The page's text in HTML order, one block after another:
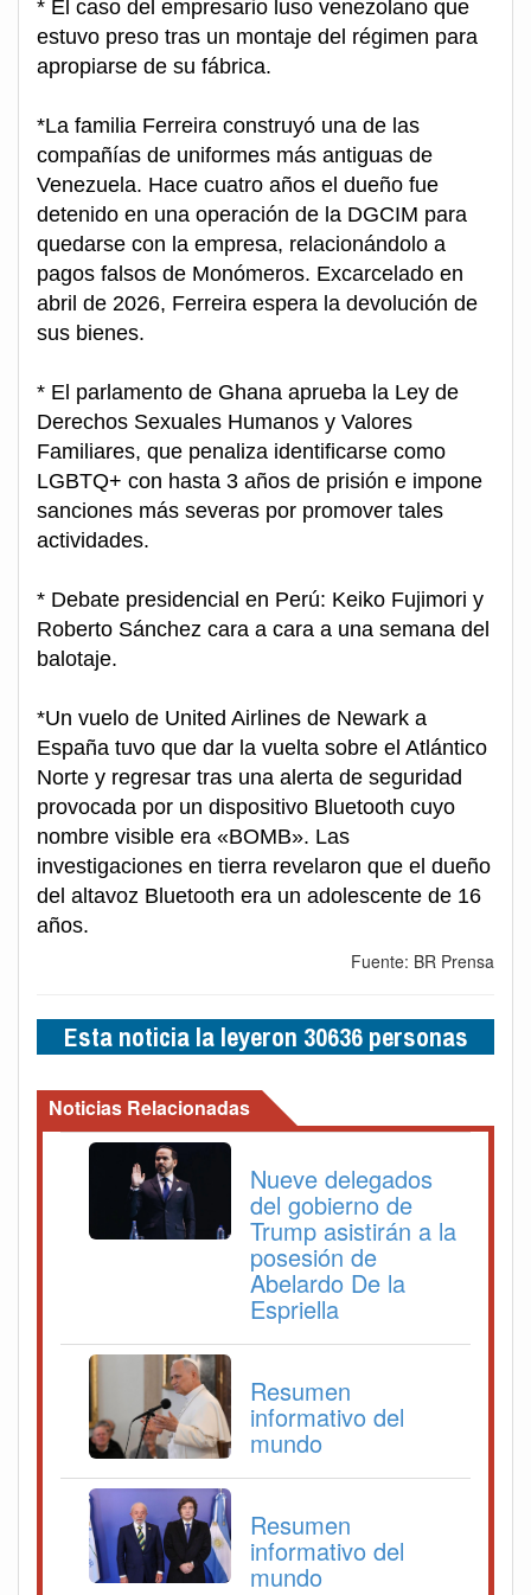
* El caso del empresario luso venezolano que
estuvo preso tras un montaje del régimen para
apropiarse de su fábrica.
*La familia Ferreira construyó una de las
compañías de uniformes más antiguas de
Venezuela. Hace cuatro años el dueño fue
detenido en una operación de la DGCIM para
quedarse con la empresa, relacionándolo a
pagos falsos de Monómeros. Excarcelado en
abril de 2026, Ferreira espera la devolución de
sus bienes.
* El parlamento de Ghana aprueba la Ley de
Derechos Sexuales Humanos y Valores
Familiares, que penaliza identificarse como
LGBTQ+ con hasta 3 años de prisión e impone
sanciones más severas por promover tales
actividades.
* Debate presidencial en Perú: Keiko Fujimori y
Roberto Sánchez cara a cara a una semana del
balotaje.
*Un vuelo de United Airlines de Newark a
España tuvo que dar la vuelta sobre el Atlántico
Norte y regresar tras una alerta de seguridad
provocada por un dispositivo Bluetooth cuyo
nombre visible era «BOMB». Las
investigaciones en tierra revelaron que el dueño
del altavoz Bluetooth era un adolescente de 16
años.
Fuente: BR Prensa
Esta noticia la leyeron 30636 personas
Noticias Relacionadas
Nueve delegados
del gobierno de
Trump asistirán a la
posesión de
Abelardo De la
Espriella
Resumen
informativo del
mundo
Resumen
informativo del
mundo